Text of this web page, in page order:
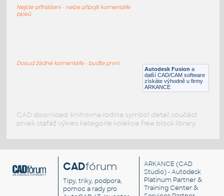
F3D Převody
ozubením
Autodesk Fusion a
další CAD/CAM software
získáte výhodně u firmy
ARKANCE
Nejste přihlášeni - nelze připojit komentáře
bloků
Dosud žádné komentáře - buďte první
CAD download: knihovna rodina symbol detail součást
prvek stafáž výkres kategorie kolekce free block library
CADfórum
Tipy, triky, podpora,
pomoc a rady pro
ARKANCE (CAD
Studio) - Autodesk
Platinum Partner &
Training Center &